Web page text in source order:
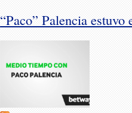
“Paco” Palencia